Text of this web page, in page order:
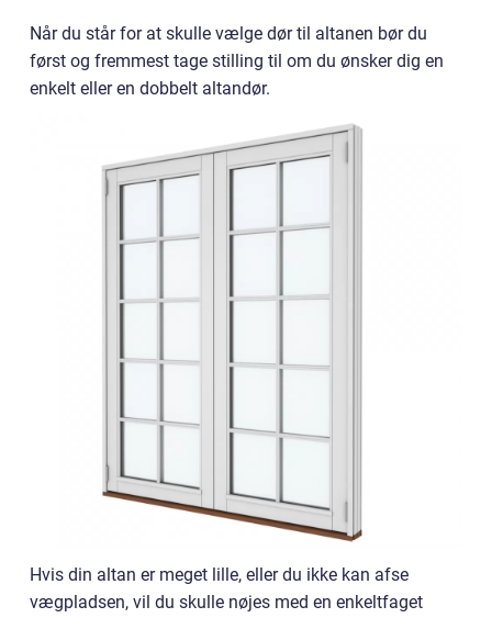
Når du står for at skulle vælge dør til altanen bør du
først og fremmest tage stilling til om du ønsker dig en
enkelt eller en dobbelt altandør.
Hvis din altan er meget lille, eller du ikke kan afse
vægpladsen, vil du skulle nøjes med en enkeltfaget